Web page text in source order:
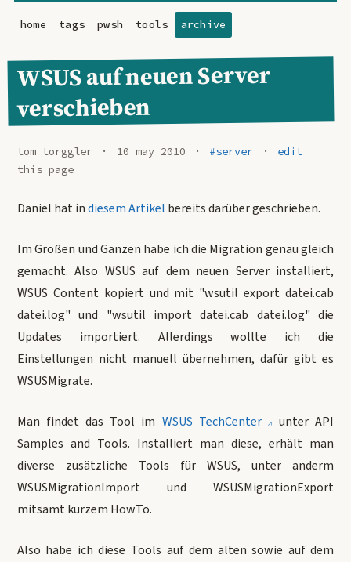
home tags pwsh tools archive
WSUS auf neuen Server
verschieben
tom torggler 10 may 2010 #server
edit
this page
Daniel hat indiesem Artikel bereits darüber geschrieben.
Im Großen und Ganzen habe ich die Migration genau gleich
gemacht. Also WSUS auf dem neuen Server installiert,
WSUS Content kopiert und mit "wsutil export datei.cab
datei.log" und "wsutil import datei.cab datei.log" die
Updates importiert. Allerdings wollte ich die
Einstellungen nicht manuell übernehmen, dafür gibt es
WSUSMigrate.
Man findet das Tool im WSUS TechCenter
unter API
Samples and Tools. Installiert man diese, erhält man
diverse zusätzliche Tools für WSUS, unter anderm
WSUSMigrationImport und WSUSMigrationExport
mitsamt kurzem HowTo.
Also habe ich diese Tools auf dem alten sowie auf dem